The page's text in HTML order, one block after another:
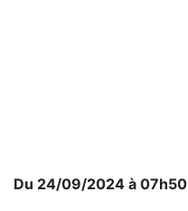
Du 24/09/2024 à 07h50